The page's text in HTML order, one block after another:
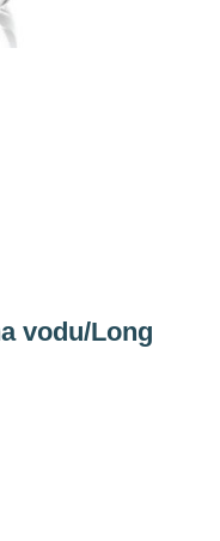
vodu/Long